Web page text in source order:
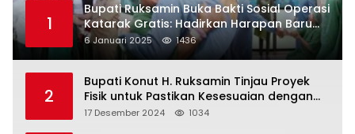
1
Bupati Ruksamin Buka Bakti Sosial Operasi
Katarak Gratis: Hadirkan Harapan Baru
bagi Masyarakat Konut
6 Januari 2025 1436
2
Bupati Konut H. Ruksamin Tinjau Proyek
Fisik untuk Pastikan Kesesuaian dengan
Perencanaan
17 Desember 2024 1034